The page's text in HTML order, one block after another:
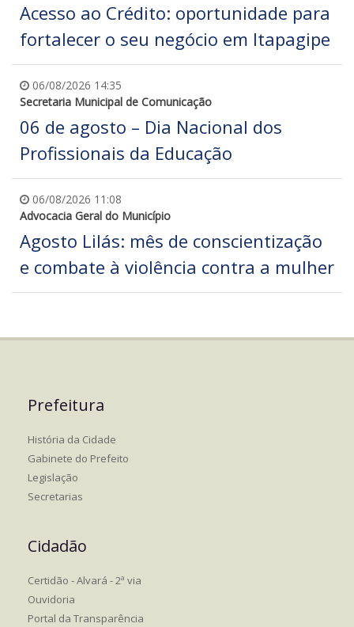
Acesso ao Crédito: oportunidade para
fortalecer o seu negócio em Itapagipe
06/08/2026 14:35
Secretaria Municipal de Comunicação
06 de agosto – Dia Nacional dos
Profissionais da Educação
06/08/2026 11:08
Advocacia Geral do Município
Agosto Lilás: mês de conscientização
e combate à violência contra a mulher
Prefeitura
História da Cidade
Gabinete do Prefeito
Legislação
Secretarias
Cidadão
Certidão - Alvará - 2ª via
Ouvidoria
Portal da Transparência